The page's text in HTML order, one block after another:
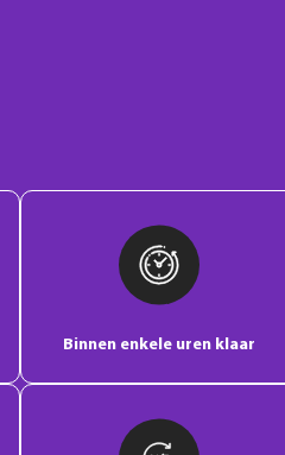
Binnen enkele uren klaar